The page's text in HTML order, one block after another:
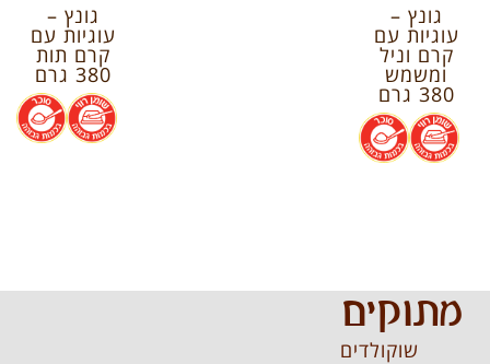
גונץ –
עוגיות עם
קרם וניל
ומשמש
380 גרם
.
.
גונץ –
עוגיות עם
קרם תות
380 גרם
.
.
מתוקים
שוקולדים